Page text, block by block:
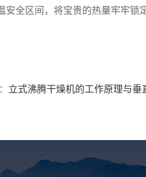
全区间，将宝贵的热量牢牢锁
立式沸腾干燥机的工作原理与垂